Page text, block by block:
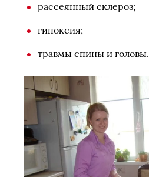
рассеянный склероз;
гипоксия;
травмы спины и головы.